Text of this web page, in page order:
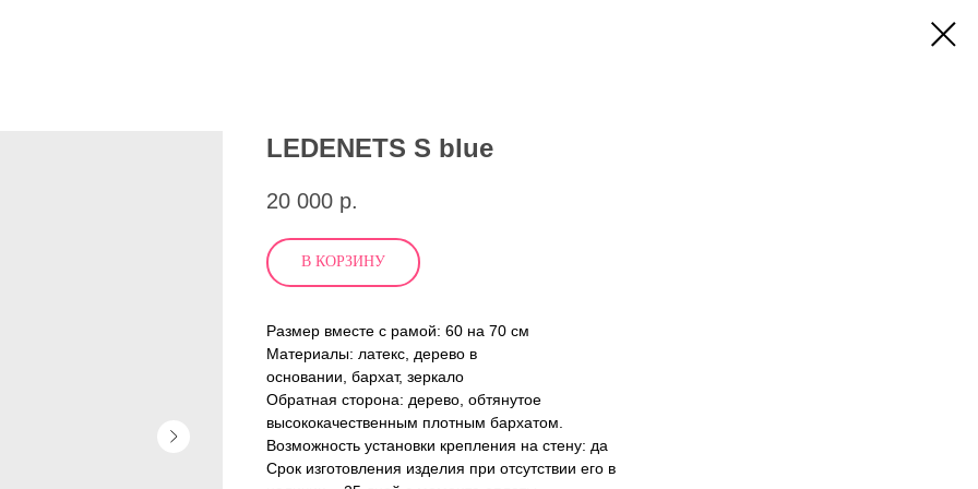
LEDENETS S blue
20 000 р.
В КОРЗИНУ
Размер вместе с рамой: 60 на 70 см
Материалы: латекс, дерево в
основании, бархат, зеркало
Обратная сторона: дерево, обтянутое
высококачественным плотным бархатом.
Возможность установки крепления на стену: да
Срок изготовления изделия при отсутствии его в